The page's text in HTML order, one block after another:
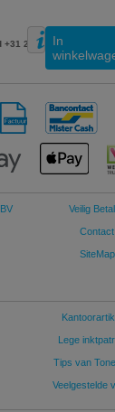
26 3193981
In
Veilig
Contact
SiteMap
Lege
Tips van
Veelgestelde